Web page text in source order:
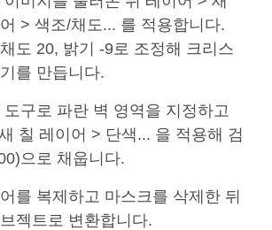
> 색조/채도... 를 적용합니다.
도 20, 밝기 -9로 조정해 크리스
를 만듭니다.
도구로 파란 벽 영역을 지정하고
칠 레이어 > 단색... 을 적용해 검
으로 채웁니다.
를 복제하고 마스크를 삭제한 뒤
젝트로 변환합니다.